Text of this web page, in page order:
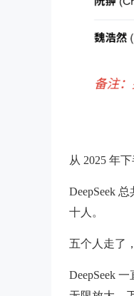
从 2025 年
DeepSeek
十人。
五个人走了
DeepSeek